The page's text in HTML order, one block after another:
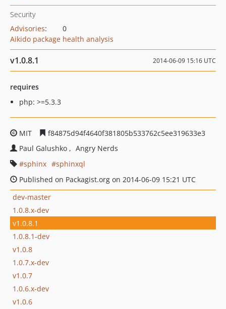
Security
Advisories:
0
Aikido package health analysis
v1.0.8.1 2014-06-09 15:16 UTC
requires
php: >=5.3.3
MIT
f84875d94f4640f381805b533762c5ee319633e3
Paul Galushko
Angry Nerds
sphinx
sphinxql
Published on Packagist.org on 2014-06-09 15:21 UTC
dev-master
1.0.8.x-dev
v1.0.8.1
1.0.8.1-dev
v1.0.8
1.0.7.x-dev
v1.0.7
1.0.6.x-dev
v1.0.6